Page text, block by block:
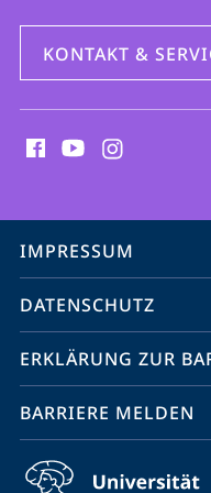
KONTAKT &
Media
Service-
Navigation
IMPRESSUM
DATENSCHUTZ
ERKLÄRUNG ZUR
BARRIERE MELDEN